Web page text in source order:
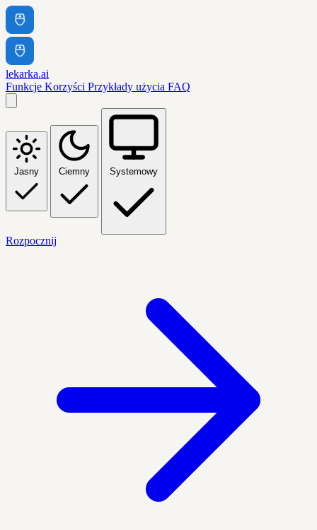
lekarka.ai
Funkcje Korzyści Przykłady użycia FAQ
Jasny Ciemny Systemowy
Rozpocznij